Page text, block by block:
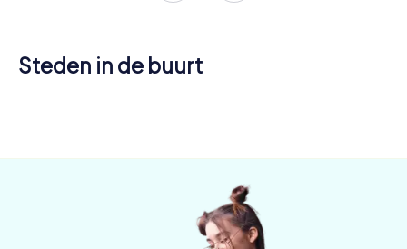
Steden in de buurt